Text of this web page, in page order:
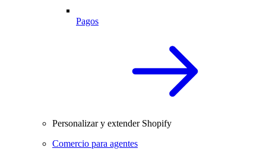
Pagos
Personalizar y extender Shopify
Comercio para agentes